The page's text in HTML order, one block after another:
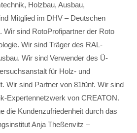
Holzbau, Ausbau,
Mitglied im DHV – Deutschen
Wir sind RotoProfipartner der Roto
Wir sind Träger des RAL-
Wir sind Verwender des Ü-
für Holz- und
Wir sind Partner von 81fünf. Wir sind
Expertennetzwerk von CREATON.
die Kundenzufriedenheit durch das
Anja Theßenvitz –